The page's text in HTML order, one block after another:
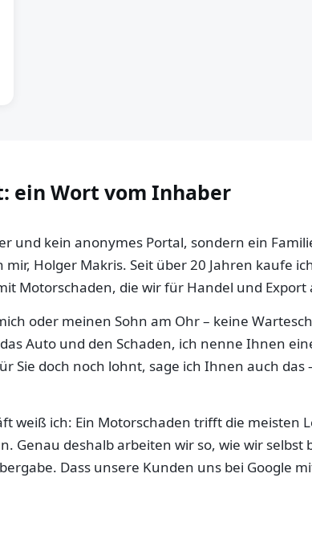
ein Wort vom Inhaber
und kein anonymes Portal, sondern ein
Holger Makris. Seit über 20 Jahren kaufe
Motorschaden, die wir für Handel und
oder meinen Sohn am Ohr – keine
Auto und den Schaden, ich nenne Ihnen
Sie doch noch lohnt, sage ich Ihnen auch das
weiß ich: Ein Motorschaden trifft die meisten
Genau deshalb arbeiten wir so, wie wir
Dass unsere Kunden uns bei Google